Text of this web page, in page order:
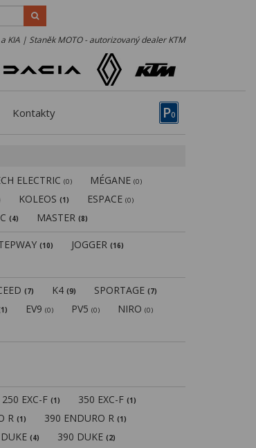
KIA | Staněk MOTO - autorizovaný dealer KTM
P0
Kontakty
ELECTRIC(0) MÉGANE(0)
KOLEOS(1) ESPACE(0)
(4) MASTER(8)
(10) JOGGER(16)
(7) K4(9) SPORTAGE(7)
EV9(0) PV5(0) NIRO(0)
250 EXC-F(1) 350 EXC-F(1)
R(1) 390 ENDURO R(1)
(4) 390 DUKE(2)